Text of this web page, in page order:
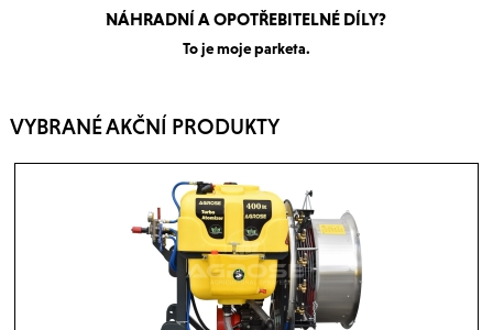
NÁHRADNÍ A OPOTŘEBITELNÉ DÍLY?
To je moje parketa.
VYBRANÉ AKČNÍ PRODUKTY